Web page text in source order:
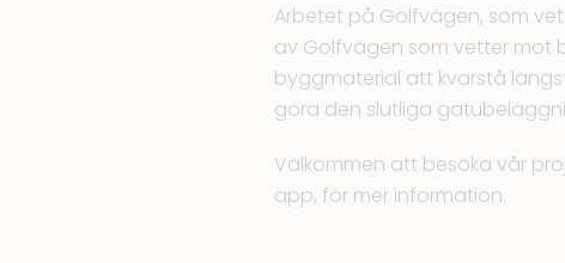
Arbetet på Golfvägen, som
av Golfvägen som vetter mot
byggmaterial att kvarstå
göra den slutliga
Välkommen att besöka vår
app, för mer information.